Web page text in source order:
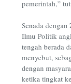
pemerintah,”
Senada
Ilmu Politik
tengah berada
menyebut,
dengan
ketika tingkat